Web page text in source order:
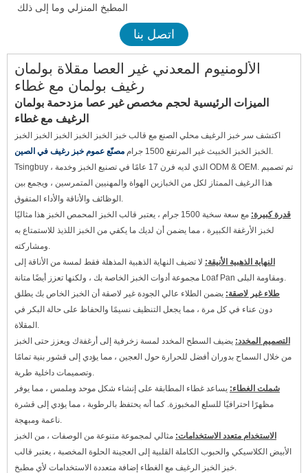
المطبخ المنزلي وما إلى ذلك
اتصل بنا
الألومنيوم المعدني غير العصا مقلاة بولمان
رغيف بولمان مع غطاء
الميزات الرئيسية لحجم مخصص غير عصا مزدحمة بولمان
الرغيف مع غطاء
اكتشف سر خبز الرغيف محلي الصنع مع قالب خبز الخبز الخبز الخبز الخبز الخبز
الخبز الخبز الخبيث غير المرتفع 1500 جرام
مصنّع عموم خبز رغيف في الصين
.
Tsingbuy ، الذي لديه فرن 17 عامًا في تصنيع الخبز وخدمة ODM & OEM. تم تصميم
هذا الرغيف الممتاز لكل من الخبازين الهواة والمهنيين المتمرسين ، ويجمع بين
الوظائف والأناقة والأداء المتفوق.
قدرة كبيرة:
مع سعة سخية 1500 جرام ، يعتبر قالب الخبز المحمص الخبز هذا مثاليًا
لخبز الأرغفة الكبيرة ، مما يضمن أن لديك ما يكفي من الخبز اللذيذ للاستمتاع به
ومشاركته.
النهاية الذهبية الأنيقة: لا تضيف النهاية الذهبية المذهلة فقط لمسة من الأناقة إلى
مجموعة أدوات الخبز الخاصة بك ، ولكنها تعزز أيضًا متانة Loaf Pan ومقاومة البلى.
طلاء غير لاصقة: يضمن الطلاء عالي الجودة غير لاصقة أن الخبز الخاص بك يطلق
دون عناء في كل مرة ، مما يجعل التنظيف نسيمًا والحفاظ على حالة البكر في
المقلاة.
التصميم المخدد: يضيف السطح المخدد لمسة زخرفية إلى أرغفةك ويعزز حتى الخبز
من خلال السماح بدوران أفضل للحرارة حول العجين ، مما يؤدي إلى قشور بنية تمامًا
وتصميمات داخلية طرية.
شملت الغطاء: يساعد غطاء المطابقة على إنشاء شكل موحد وملمس ، مما يوفر
مظهرًا احترافيًا للسلع المخبوزة. كما أنه يحتفظ بالرطوبة ، مما يؤدي إلى قشرة
ناعمة ومبهجة.
الاستخدام متعدد الاستخدامات: مثالي لمجموعة متنوعة من الوصفات ، من الخبز
الأبيض الكلاسيكي والحبوب الكاملة القلبية إلى العجينة الحلوة المخصبة ، يعتبر قالب
خبز الخبز الرغيف مع الغطاء إضافة متعددة الاستخدامات لأي مطبخ.